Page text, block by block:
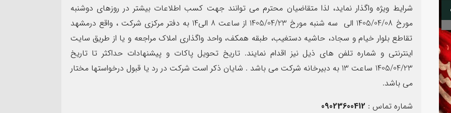
شرایط ویژه واگذار نماید، لذا متقاضیان محترم می توانند جهت کسب اطلاعات بیشتر در روزهای دوشنبه
مورخ 1405/04/08 الی سه شنبه مورخ 1405/04/23 از ساعت 8 الی14 به دفتر مرکزی شرکت ، واقع درمشهد
تقاطع بلوار خیام و سجاد، حاشیه دستغیب، طبقه همکف، واحد واگذاری املاک مراجعه و یا از طریق سایت
اینترنتی و شماره تلفن های ذیل نیز اقدام نمایند. تاریخ تحویل پاکات و پیشنهادات حداکثر تا تاریخ
1405/04/23 ساعت 13 به دبیرخانه شرکت می باشد . شایان ذکر است شرکت در رد یا قبول درخواستها مختار
می باشد.
شماره تماس : 09023600412
08
04